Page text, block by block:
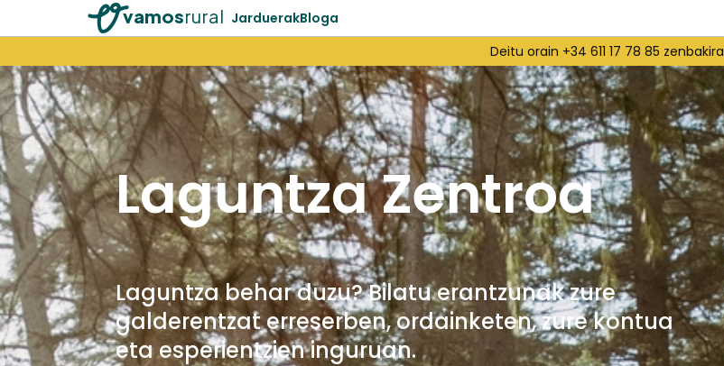
vamosrural JarduerakBloga
Deitu orain +34 611 17 78 85 zenbakira
Laguntza Zentroa
Laguntza behar duzu? Bilatu erantzunak zure
galderentzat erreserben, ordainketen, zure kontua
eta esperientzien inguruan.